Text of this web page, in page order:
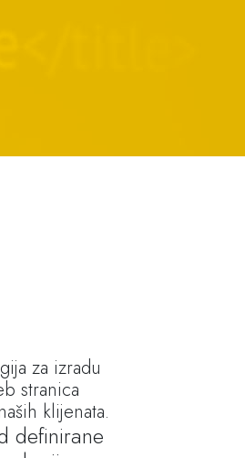
za izradu
stranica
klijenata.
definirane